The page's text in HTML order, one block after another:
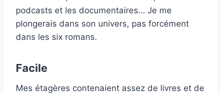
podcasts et les documentaires… Je me
plongerais dans son univers, pas forcément
dans les six romans.
Facile
Mes étagères contenaient assez de livres et de